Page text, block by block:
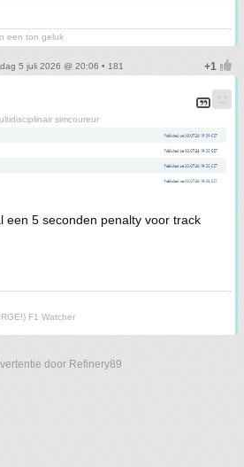
een ton geluk
5 juli 2026 @ 20:06 • 181
simcoureur
een 5 seconden penalty voor track
F1 Watcher
door Refinery89